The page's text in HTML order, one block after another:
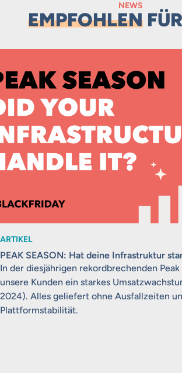
NEWS
EMPFOHLEN
ARTIKEL
PEAK SEASON: Hat deine Infrastruktur
In der diesjährigen rekordbrechenden
unsere Kunden ein starkes
2024). Alles geliefert ohne Ausfallzeiten
Plattformstabilität.